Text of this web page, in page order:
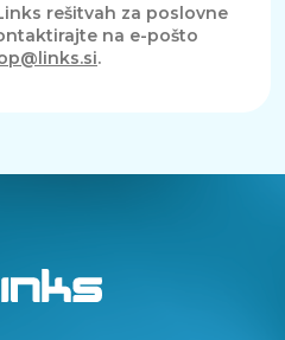
rešitvah za poslovne
na e-pošto
.